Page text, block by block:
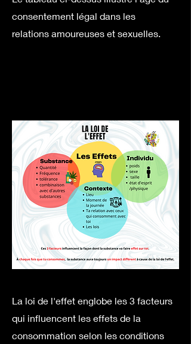
consentement légal dans les
relations amoureuses et sexuelles.
La loi de l'effet englobe les 3 facteurs
qui influencent les effets de la
consommation selon les conditions